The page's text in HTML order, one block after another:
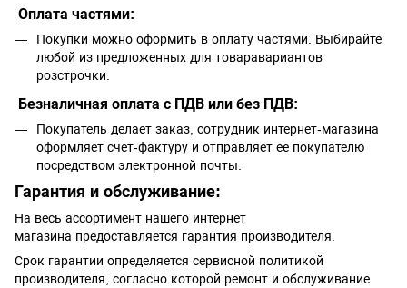
Оплата частями:
Покупки можно оформить в оплату частями. Выбирайте
любой из предложенных для товаравариантов
розстрочки.
Безналичная оплата с ПДВ или без ПДВ:
Покупатель делает заказ, сотрудник интернет-магазина
оформляет счет-фактуру и отправляет ее покупателю
посредством электронной почты.
Гарантия и обслуживание:
На весь ассортимент нашего интернет
магазина предоставляется гарантия производителя.
Срок гарантии определяется сервисной политикой
производителя, согласно которой ремонт и обслуживание